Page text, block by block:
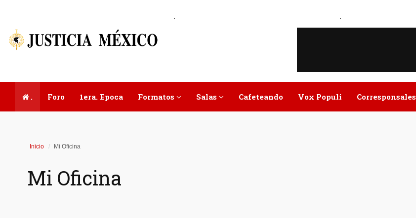
. .
. Foro 1era. Epoca Formatos Salas Cafeteando Vox Populi Corresponsales
Inicio Mi Oficina
Mi Oficina